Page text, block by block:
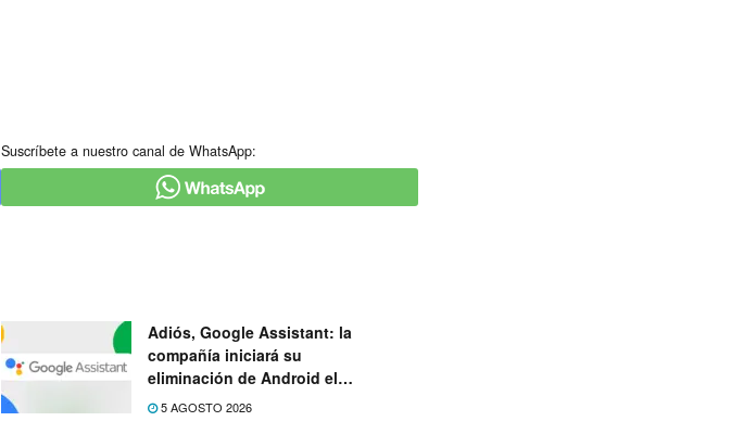
Suscríbete a nuestro canal de WhatsApp:
Adiós, Google Assistant: la
compañía iniciará su
eliminación de Android el
próximo mes
5 AGOSTO 2026